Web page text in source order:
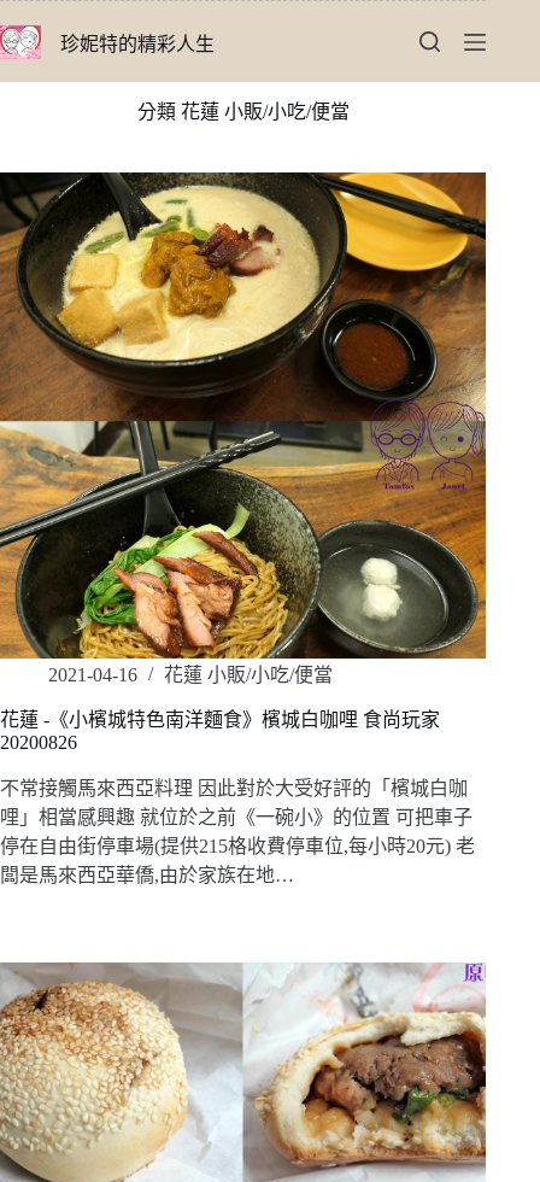
至
珍妮特的精彩人生
分類 花蓮 小販/小吃/便當
2021-04-16 花蓮 小販/小吃/便當
花蓮 -《小檳城特色南洋麵食》檳城白咖哩 食尚玩家
20200826
不常接觸馬來西亞料理 因此對於大受好評的「檳城白咖
哩」相當感興趣 就位於之前《一碗小》的位置 可把車子
停在自由街停車場(提供215格收費停車位,每小時20元) 老
闆是馬來西亞華僑,由於家族在地…